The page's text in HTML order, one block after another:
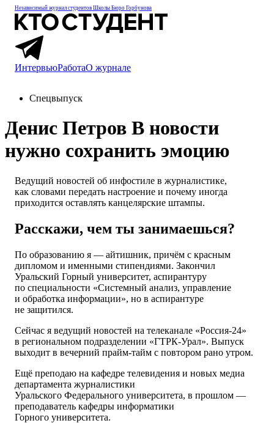
Независимый журнал студентов Школы Бюро Горбунова
ИнтервьюРаботаО журнале
Спецвыпуск
Денис Петров В новости
нужно сохранить эмоцию
Ведущий новостей об инфостиле в журналистике,
как словами передать настроение и почему иногда
приходится оставлять канцелярские штампы.
Расскажи, чем ты занимаешься?
По образованию я — айтишник, причём с красным
дипломом и именными стипендиями. Закончил
Уральский Горный университет, аспирантуру
по специальности «Системный анализ, управление
и обработка информации», но в аспирантуре
не защитился.
Сейчас я ведущий новостей на телеканале «Россия-24»
в региональном подразделении «ГТРК-Урал». Выпуск
выходит в вечерний прайм-тайм с повтором рано утром.
Ещё преподаю на кафедре телевидения и новых медиа
департамента журналистики
Уральского Федерального университета, в прошлом —
преподаватель кафедры информатики
Горного университета.